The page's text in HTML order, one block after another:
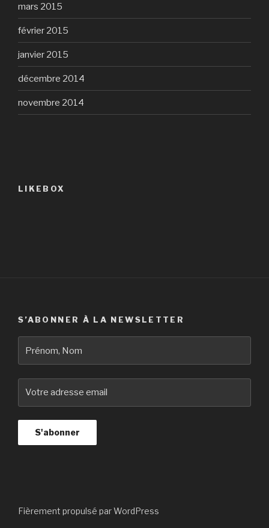
mars 2015
février 2015
janvier 2015
décembre 2014
novembre 2014
LIKEBOX
S’ABONNER À LA NEWSLETTER
Fièrement propulsé par WordPress